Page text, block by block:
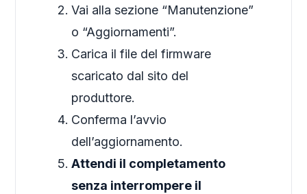
Vai alla sezione “Manutenzione”
o “Aggiornamenti”.
Carica il file del firmware
scaricato dal sito del
produttore.
Conferma l’avvio
dell’aggiornamento.
Attendi il completamento
senza interrompere il